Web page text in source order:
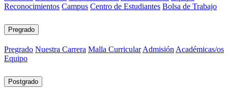
Reconocimientos Campus Centro de Estudiantes Bolsa de Trabajo
Pregrado
Pregrado Nuestra Carrera Malla Curricular Admisión Académicas/os
Equipo
Postgrado